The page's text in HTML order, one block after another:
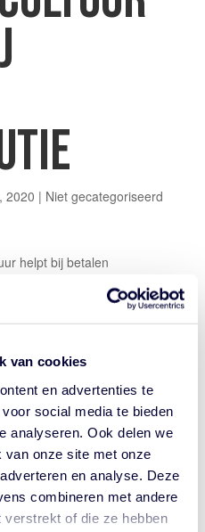
van cookies
en advertenties te
social media te bieden
analyseren. Ook delen we
van onze site met onze
en analyse. Deze
combineren met andere
verstrekt of die ze hebben
2020 | Niet gecategoriseerd
voor ieder kind mogelijk zijn
op in een gezin met
ondersteunt deze
of het lesgeld voor sport
of het lidmaatschap bij de
Zodat ieder kind straks
een sportvereniging.
die deze hulp